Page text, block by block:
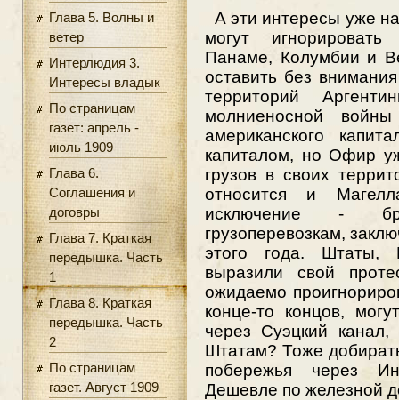
Глава 5. Волны и
ветер
Интерлюдия 3.
Интересы владык
По страницам
газет: апрель -
июль 1909
Глава 6.
Соглашения и
договры
Глава 7. Краткая
передышка. Часть
1
Глава 8. Краткая
передышка. Часть
2
По страницам
газет. Август 1909
А эти интересы уже
могут
Панаме, Колумбии и
оставить без
территорий
молниеносной
американского
капиталом, но Офир
грузов в своих
относится и
исключение -
грузоперевозкам,
этого года. Штаты,
выразили свой
ожидаемо
конце-то концов,
через Суэцкий
Штатам? Тоже
побережья через
Дешевле по железной